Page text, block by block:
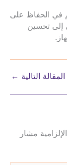
في الحفاظ على
إلى تحسين
المقالة التالية ←
مشار